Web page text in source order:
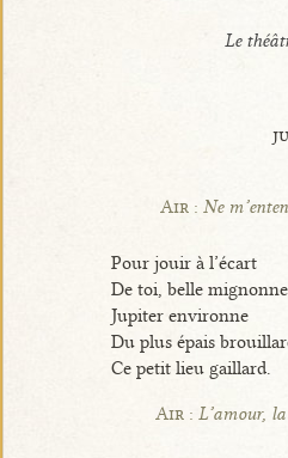
Le
Air :Ne
Pour jouir à l’écart
De toi, belle
Jupiter environne
Du plus épais
Ce petit lieu gaillard.
Air :L’amour,